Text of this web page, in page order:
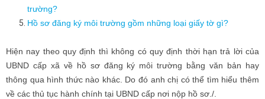
trường?
Hồ sơ đăng ký môi trường gồm những loại giấy tờ gì?
Hiện nay theo quy định thì không có quy định thời hạn trả lời của
UBND cấp xã về hồ sơ đăng ký môi trường bằng văn bản hay
thông qua hình thức nào khác. Do đó anh chị có thể tìm hiểu thêm
về các thủ tục hành chính tại UBND cấp nơi nộp hồ sơ./.